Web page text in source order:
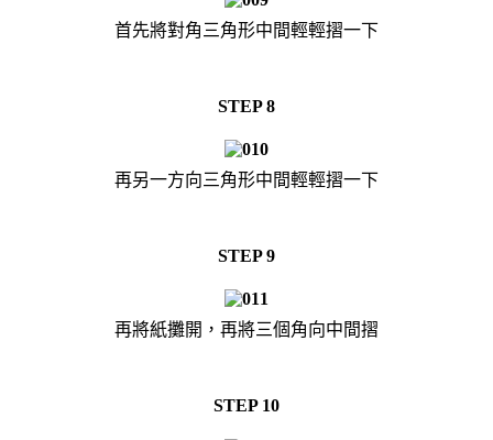
首先將對角三角形中間輕輕摺一下
STEP 8
再另一方向三角形中間輕輕摺一下
STEP 9
再將紙攤開，再將三個角向中間摺
STEP 10